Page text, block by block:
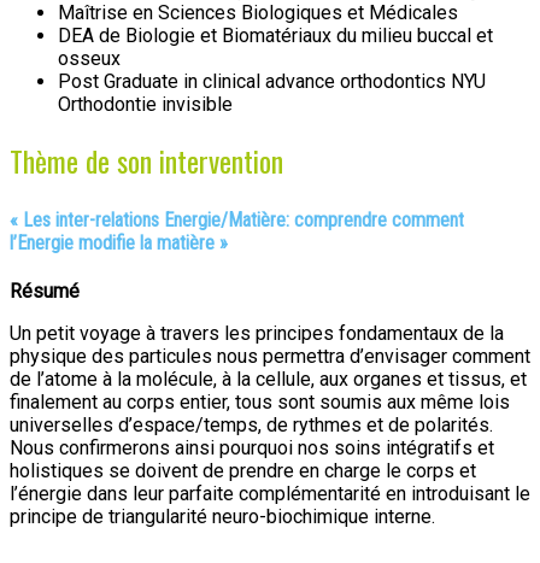
Maîtrise en Sciences Biologiques et Médicales
DEA de Biologie et Biomatériaux du milieu buccal et
osseux
Post Graduate in clinical advance orthodontics NYU
Orthodontie invisible
Thème de son intervention
« Les inter-relations Energie/Matière: comprendre comment
l’Energie modifie la matière »
Résumé
Un petit voyage à travers les principes fondamentaux de la
physique des particules nous permettra d’envisager comment
de l’atome à la molécule, à la cellule, aux organes et tissus, et
finalement au corps entier, tous sont soumis aux même lois
universelles d’espace/temps, de rythmes et de polarités.
Nous confirmerons ainsi pourquoi nos soins intégratifs et
holistiques se doivent de prendre en charge le corps et
l’énergie dans leur parfaite complémentarité en introduisant le
principe de triangularité neuro-biochimique interne.